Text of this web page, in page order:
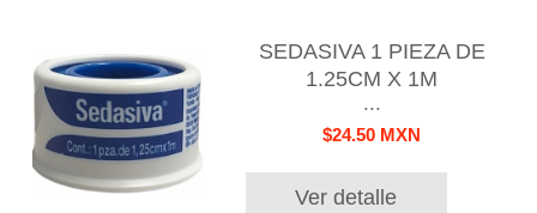
SEDASIVA 1 PIEZA DE
1.25CM X 1M
...
$24.50 MXN
Ver detalle